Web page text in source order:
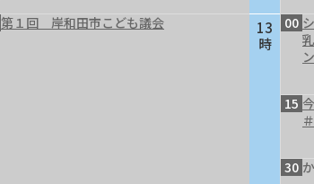
第１回 岸和田市こども議会
13
時
00
15
30